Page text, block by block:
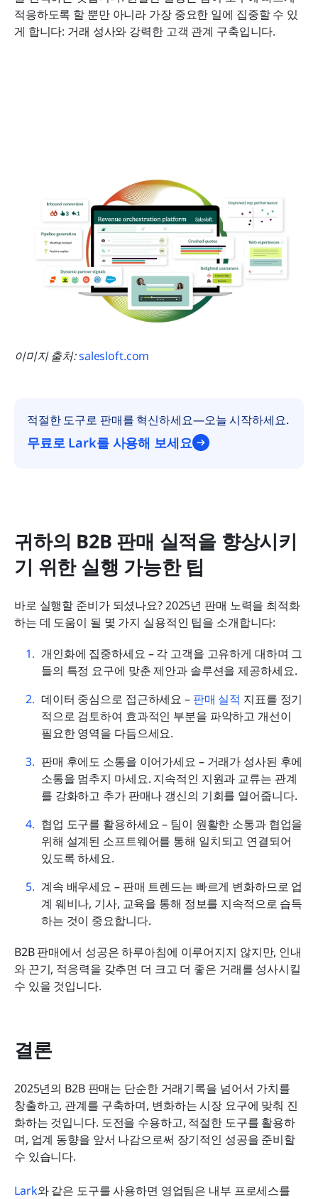
적응하도록 할 뿐만 아니라 가장 중요한 일에 집중할 수 있
게 합니다: 거래 성사와 강력한 고객 관계 구축입니다.
이미지 출처: salesloft.com
적절한 도구로 판매를 혁신하세요—오늘 시작하세요.
무료로 Lark를 사용해 보세요
귀하의 B2B 판매 실적을 향상시키
기 위한 실행 가능한 팁
바로 실행할 준비가 되셨나요? 2025년 판매 노력을 최적화
하는 데 도움이 될 몇 가지 실용적인 팁을 소개합니다:
개인화에 집중하세요 – 각 고객을 고유하게 대하며 그
들의 특정 요구에 맞춘 제안과 솔루션을 제공하세요.
데이터 중심으로 접근하세요 – 판매 실적 지표를 정기
적으로 검토하여 효과적인 부분을 파악하고 개선이
필요한 영역을 다듬으세요.
판매 후에도 소통을 이어가세요 – 거래가 성사된 후에
소통을 멈추지 마세요. 지속적인 지원과 교류는 관계
를 강화하고 추가 판매나 갱신의 기회를 열어줍니다.
협업 도구를 활용하세요 – 팀이 원활한 소통과 협업을
위해 설계된 소프트웨어를 통해 일치되고 연결되어
있도록 하세요.
계속 배우세요 – 판매 트렌드는 빠르게 변화하므로 업
계 웨비나, 기사, 교육을 통해 정보를 지속적으로 습득
하는 것이 중요합니다.
B2B 판매에서 성공은 하루아침에 이루어지지 않지만, 인내
와 끈기, 적응력을 갖추면 더 크고 더 좋은 거래를 성사시킬
수 있을 것입니다.
결론
2025년의 B2B 판매는 단순한 거래기록을 넘어서 가치를
창출하고, 관계를 구축하며, 변화하는 시장 요구에 맞춰 진
화하는 것입니다. 도전을 수용하고, 적절한 도구를 활용하
며, 업계 동향을 앞서 나감으로써 장기적인 성공을 준비할
수 있습니다.
Lark와 같은 도구를 사용하면 영업팀은 내부 프로세스를